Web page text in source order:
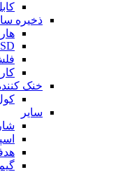
ذخیره
خنک
سایر